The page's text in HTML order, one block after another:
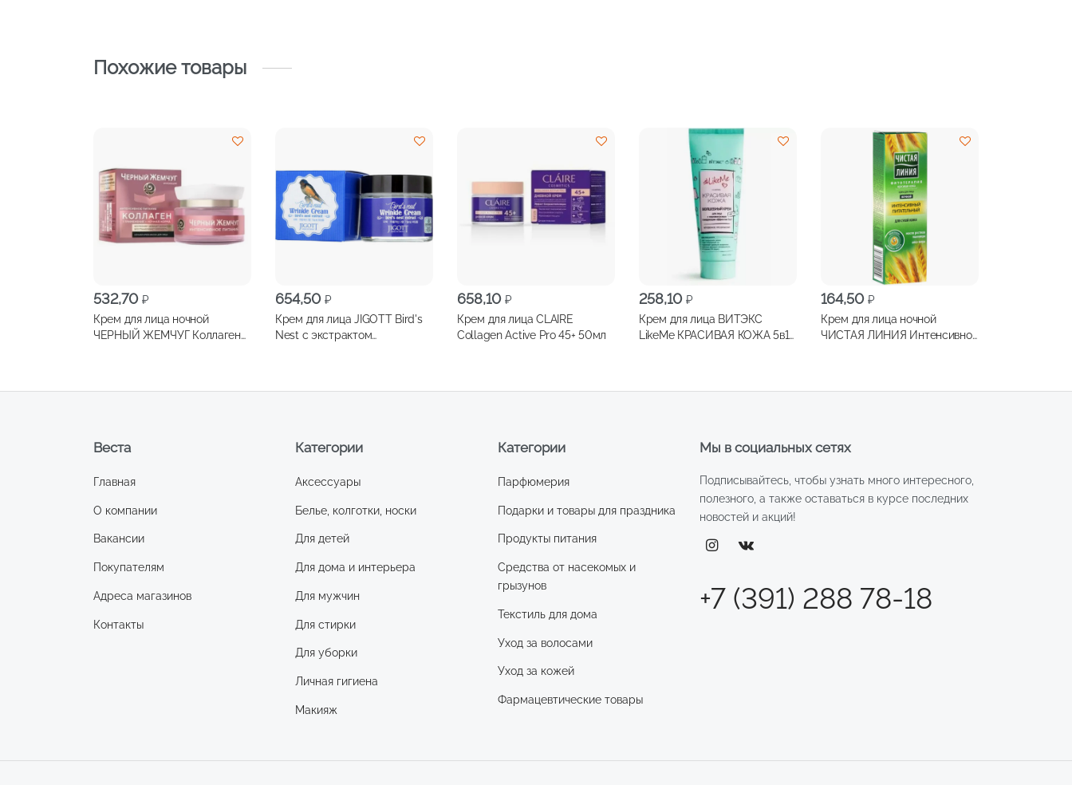
Похожие товары
532,70 ₽
Крем для лица ночной
ЧЕРНЫЙ ЖЕМЧУГ Коллаген
654,50 ₽
Крем для лица JIGOTT Bird's
Nest с экстрактом
658,10 ₽
Крем для лица CLAIRE
Collagen Active Pro 45+ 50мл
258,10 ₽
Крем для лица ВИТЭКС
LikeMe КРАСИВАЯ КОЖА 5в1
164,50 ₽
Крем для лица ночной
ЧИСТАЯ ЛИНИЯ Интенсивное
Мы в социальных сетях
Подписывайтесь, чтобы узнать много интересного,
полезного, а также оставаться в курсе последних
новостей и акций!
+7 (391) 288 78-18
Категории
Аксессуары
Белье, колготки, носки
Для детей
Для дома и интерьера
Для мужчин
Для стирки
Для уборки
Личная гигиена
Макияж
Категории
Парфюмерия
Подарки и товары для праздника
Продукты питания
Средства от насекомых и
грызунов
Текстиль для дома
Уход за волосами
Уход за кожей
Фармацевтические товары
Веста
Главная
О компании
Вакансии
Покупателям
Адреса магазинов
Контакты